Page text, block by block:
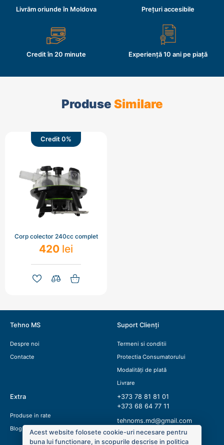
Livrăm oriunde în Moldova Prețuri accesibile
Credit în 20 minute Experiență 10 ani pe piață
Produse Similare
Credit 0%
Corp colector 240cc complet
420 lei
Tehno MS
Despre noi
Contacte
Suport Clienți
Termeni si conditii
Protectia Consumatorului
Modalități de plată
Livrare
Extra
Produse in rate
Blog
+373 78 81 81 01
+373 68 64 77 11
tehnoms.md@gmail.com
Acest website folosete cookie-uri necesare pentru
buna lui functionare, in scopurile descrise in politica